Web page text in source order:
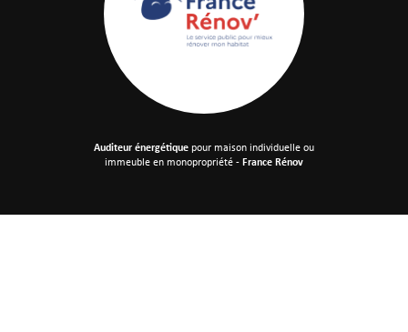
Auditeur énergétiquepour maison individuelleou
immeuble en monopropriété -France Rénov